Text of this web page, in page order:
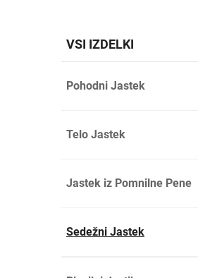
VSI IZDELKI
Pohodni Jastek
Telo Jastek
Jastek iz Pomnilne Pene
Sedežni Jastek